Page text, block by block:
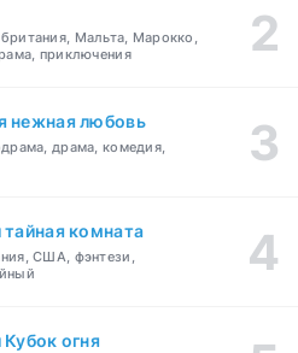
Мальта, Марокко,
приключения
нежная любовь
драма, комедия,
комната
США, фэнтези,
огня